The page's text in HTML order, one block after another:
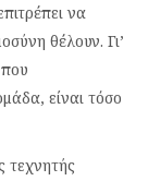
να
θέλουν. Γι’
είναι τόσο
τεχνητής